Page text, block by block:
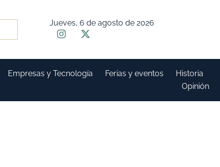
Jueves, 6 de agosto de 2026
Empresas y Tecnología Ferias y eventos
Historia
Opinión